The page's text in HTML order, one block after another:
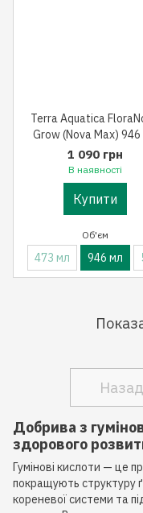
Terra Aquatica
Grow (Nova Max)
1 090 грн
В наявності
Купити
Об'єм
473 мл 946 мл
Назад
Добрива з
здорового
Гумінові кислоти — це
покращують структуру
кореневої системи та